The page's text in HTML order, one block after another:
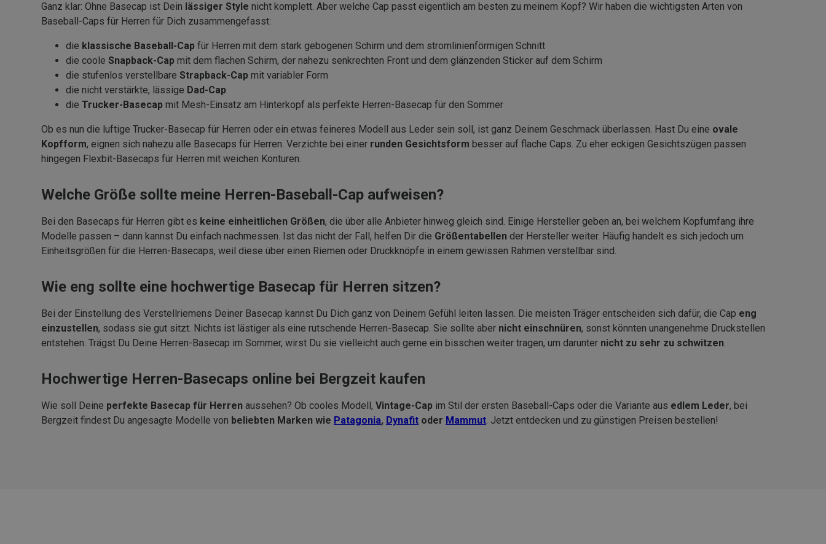
Ganz klar: Ohne Basecap ist Dein lässiger Style nicht komplett. Aber welche Cap passt eigentlich am besten zu meinem Kopf? Wir haben die wichtigsten Arten von
Baseball-Caps für Herren für Dich zusammengefasst:
die klassische Baseball-Cap für Herren mit dem stark gebogenen Schirm und dem stromlinienförmigen Schnitt
die coole Snapback-Cap mit dem flachen Schirm, der nahezu senkrechten Front und dem glänzenden Sticker auf dem Schirm
die stufenlos verstellbare Strapback-Cap mit variabler Form
die nicht verstärkte, lässige Dad-Cap
die Trucker-Basecap mit Mesh-Einsatz am Hinterkopf als perfekte Herren-Basecap für den Sommer
Ob es nun die luftige Trucker-Basecap für Herren oder ein etwas feineres Modell aus Leder sein soll, ist ganz Deinem Geschmack überlassen. Hast Du eine ovale
Kopfform, eignen sich nahezu alle Basecaps für Herren. Verzichte bei einer runden Gesichtsform besser auf flache Caps. Zu eher eckigen Gesichtszügen passen
hingegen Flexbit-Basecaps für Herren mit weichen Konturen.
Welche Größe sollte meine Herren-Baseball-Cap aufweisen?
Bei den Basecaps für Herren gibt es keine einheitlichen Größen, die über alle Anbieter hinweg gleich sind. Einige Hersteller geben an, bei welchem Kopfumfang ihre
Modelle passen – dann kannst Du einfach nachmessen. Ist das nicht der Fall, helfen Dir die Größentabellen der Hersteller weiter. Häufig handelt es sich jedoch um
Einheitsgrößen für die Herren-Basecaps, weil diese über einen Riemen oder Druckknöpfe in einem gewissen Rahmen verstellbar sind.
Wie eng sollte eine hochwertige Basecap für Herren sitzen?
Bei der Einstellung des Verstellriemens Deiner Basecap kannst Du Dich ganz von Deinem Gefühl leiten lassen. Die meisten Träger entscheiden sich dafür, die Cap eng
einzustellen, sodass sie gut sitzt. Nichts ist lästiger als eine rutschende Herren-Basecap. Sie sollte aber nicht einschnüren, sonst könnten unangenehme Druckstellen
entstehen. Trägst Du Deine Herren-Basecap im Sommer, wirst Du sie vielleicht auch gerne ein bisschen weiter tragen, um darunter nicht zu sehr zu schwitzen.
Hochwertige Herren-Basecaps online bei Bergzeit kaufen
Wie soll Deine perfekte Basecap für Herren aussehen? Ob cooles Modell, Vintage-Cap im Stil der ersten Baseball-Caps oder die Variante aus edlem Leder, bei
Bergzeit findest Du angesagte Modelle von beliebten Marken wie Patagonia, Dynafit oder Mammut. Jetzt entdecken und zu günstigen Preisen bestellen!